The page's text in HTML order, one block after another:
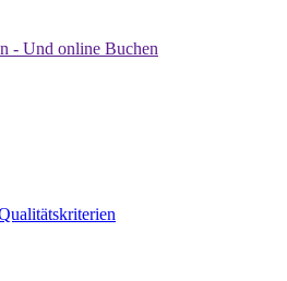
- Und online Buchen